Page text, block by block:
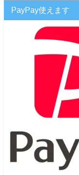
PayPay使えます